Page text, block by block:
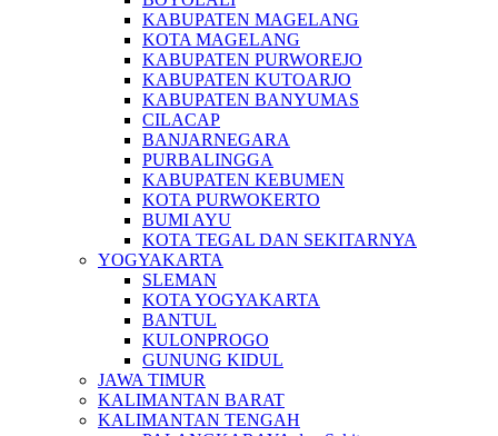
KABUPATEN MAGELANG
KOTA MAGELANG
KABUPATEN PURWOREJO
KABUPATEN KUTOARJO
KABUPATEN BANYUMAS
CILACAP
BANJARNEGARA
PURBALINGGA
KABUPATEN KEBUMEN
KOTA PURWOKERTO
BUMI AYU
KOTA TEGAL DAN SEKITARNYA
YOGYAKARTA
SLEMAN
KOTA YOGYAKARTA
BANTUL
KULONPROGO
GUNUNG KIDUL
JAWA TIMUR
KALIMANTAN BARAT
KALIMANTAN TENGAH